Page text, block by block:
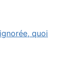
quoi